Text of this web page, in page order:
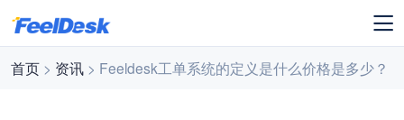
首页 > 资讯 > Feeldesk工单系统的定义是什么价格是多少？